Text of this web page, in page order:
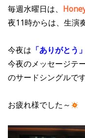
毎週水曜日は、
夜11時からは、生演
今夜は 「ありがとう」
今夜のメッセージテ
のサードシングルで
お疲れ様でした～